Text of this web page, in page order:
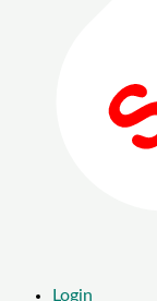
Login